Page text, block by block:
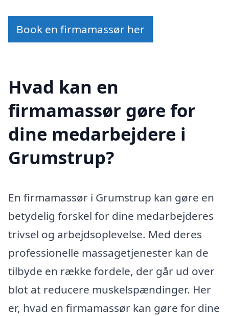
Book en firmamassør her
Hvad kan en
firmamassør gøre for
dine medarbejdere i
Grumstrup?
En firmamassør i Grumstrup kan gøre en
betydelig forskel for dine medarbejderes
trivsel og arbejdsoplevelse. Med deres
professionelle massagetjenester kan de
tilbyde en række fordele, der går ud over
blot at reducere muskelspændinger. Her
er, hvad en firmamassør kan gøre for dine